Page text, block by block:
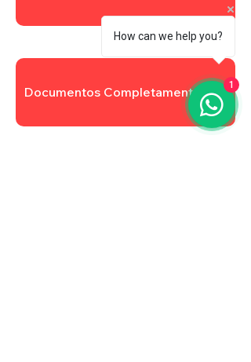
Documentos Completamentares
How can we help you?
1